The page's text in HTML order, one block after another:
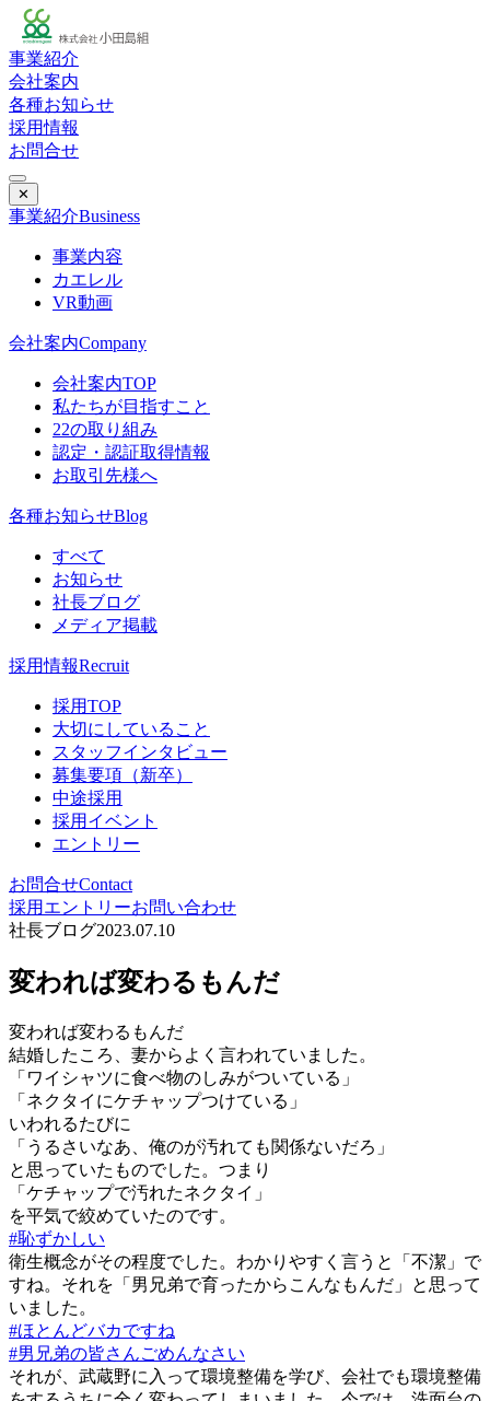
事業紹介
会社案内
各種お知らせ
採用情報
お問合せ
✕
事業紹介Business
事業内容
カエレル
VR動画
会社案内Company
会社案内TOP
私たちが目指すこと
22の取り組み
認定・認証取得情報
お取引先様へ
各種お知らせBlog
すべて
お知らせ
社長ブログ
メディア掲載
採用情報Recruit
採用TOP
大切にしていること
スタッフインタビュー
募集要項（新卒）
中途採用
採用イベント
エントリー
お問合せContact
採用エントリーお問い合わせ
社長ブログ2023.07.10
変われば変わるもんだ
変われば変わるもんだ
結婚したころ、妻からよく言われていました。
「ワイシャツに食べ物のしみがついている」
「ネクタイにケチャップつけている」
いわれるたびに
「うるさいなあ、俺のが汚れても関係ないだろ」
と思っていたものでした。つまり
「ケチャップで汚れたネクタイ」
を平気で絞めていたのです。
#恥ずかしい
衛生概念がその程度でした。わかりやすく言うと「不潔」で
すね。それを「男兄弟で育ったからこんなもんだ」と思って
いました。
#ほとんどバカですね
#男兄弟の皆さんごめんなさい
それが、武蔵野に入って環境整備を学び、会社でも環境整備